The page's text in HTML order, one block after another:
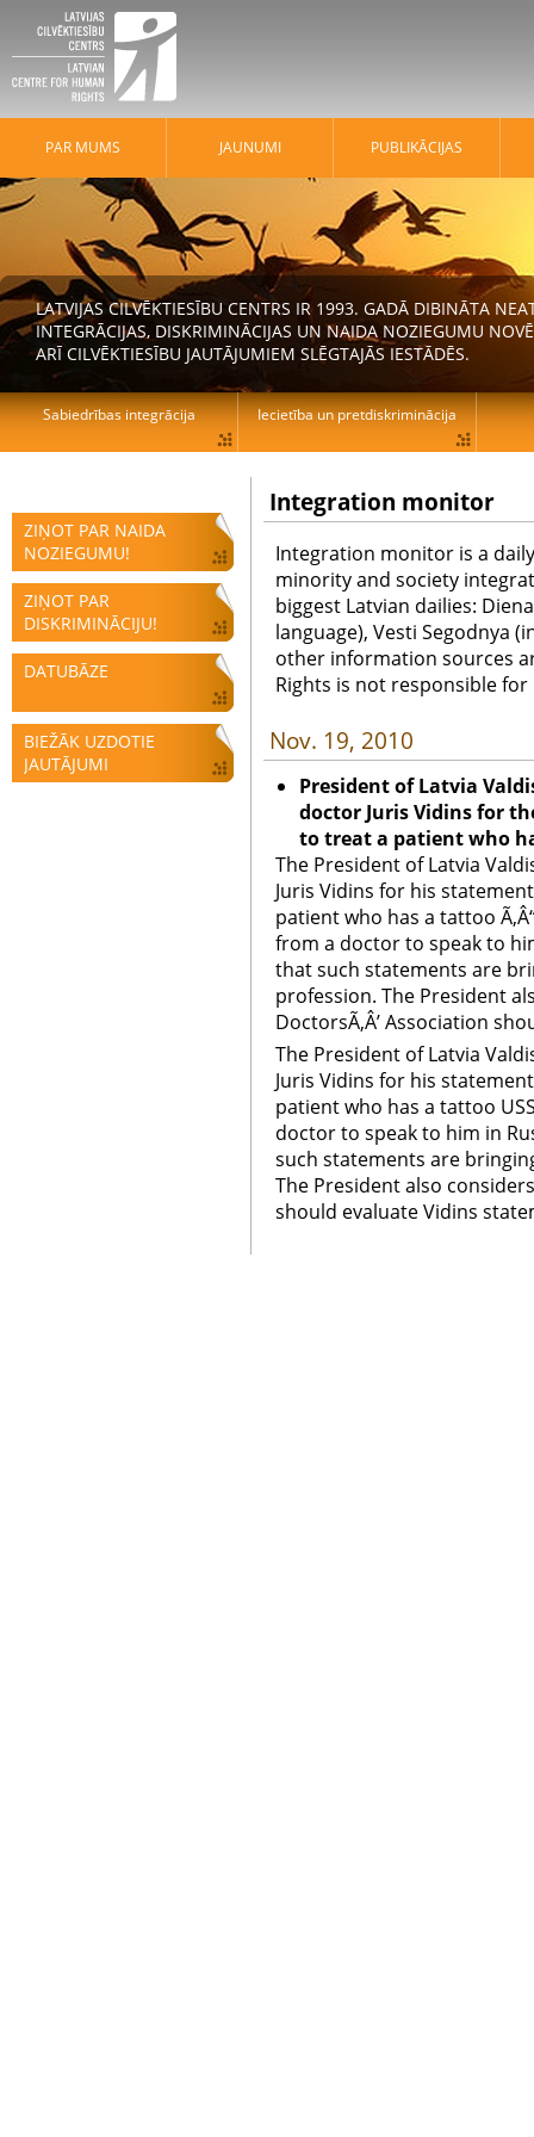
ZIŅOT PAR NAIDA
NOZIEGUMU!
ZIŅOT PAR
DISKRIMINĀCIJU!
DATUBĀZE
BIEŽĀK UZDOTIE
JAUTĀJUMI
Integration monitor
Integration monitor is a
minority and society
biggest Latvian dailies:
language), Vesti Segodnya
other information sources
Rights is not responsible
Nov. 19, 2010
President of Latvia
doctor Juris Vidins for
to treat a patient who
The President of Latvia
Juris Vidins for his
patient who has a tattoo
from a doctor to speak to
that such statements are
profession. The President
DoctorsÃ‚Â’ Association
The President of Latvia
Juris Vidins for his
patient who has a tattoo
doctor to speak to him in
such statements are
The President also
should evaluate Vidins
PAR MUMS JAUNUMI PUBLIKĀCIJAS
LATVIJAS CILVĒKTIESĪBU CENTRS IR 1993. GADĀ DIBINĀTA
INTEGRĀCIJAS, DISKRIMINĀCIJAS UN NAIDA NOZIEGUMU
ARĪ CILVĒKTIESĪBU JAUTĀJUMIEM SLĒGTAJĀS IESTĀDĒS.
Sabiedrības integrācija Iecietība un pretdiskriminācija